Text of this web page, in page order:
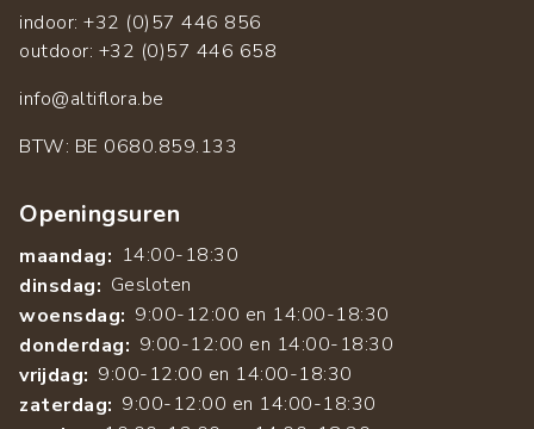
indoor: +32 (0)57 446 856
outdoor: +32 (0)57 446 658
info@altiflora.be
​BTW: BE 0680.859.133
Openingsuren
maandag: 14:00-18:30
dinsdag: Gesloten
woensdag: 9:00-12:00 en 14:00-18:30
donderdag: 9:00-12:00 en 14:00-18:30
vrijdag: 9:00-12:00 en 14:00-18:30
zaterdag: 9:00-12:00 en 14:00-18:30